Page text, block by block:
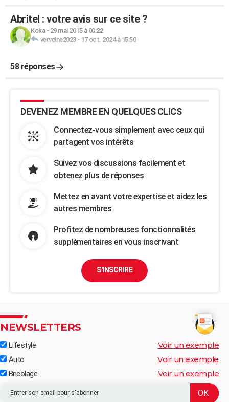
Abritel : votre avis sur ce site ?
Koka- 29 mai 2015 à 00:22
verveine2023- 17 oct. 2024 à 15:50
58 réponses
DEVENEZ MEMBRE EN QUELQUES CLICS
Connectez-vous simplement avec ceux qui
partagent vos intérêts
Suivez vos discussions facilement et
obtenez plus de réponses
Mettez en avant votre expertise et aidez les
autres membres
Profitez de nombreuses fonctionnalités
supplémentaires en vous inscrivant
S'INSCRIRE
NEWSLETTERS
Lifestyle Voir un exemple
Auto Voir un exemple
Bricolage Voir un exemple